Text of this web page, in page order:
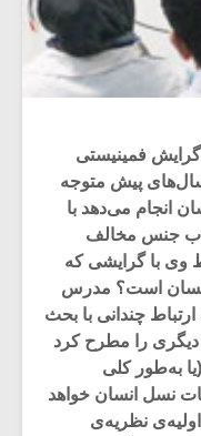
گرایش فمینیستی
سال‌های پیش متوجه
انجام می‌دهد با
جنس مخالف
وی با گرایشی که
است؟ مدرس
چندانی با بحث
را مطرح کرد
به‌طور کلی
نسل انسان خواهد
نظریه‌ی